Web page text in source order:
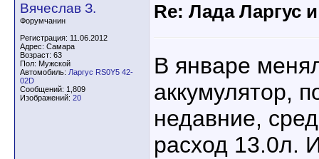
Вячеслав З.
Форумчанин
Регистрация: 11.06.2012
Адрес: Самара
Возраст: 63
Пол: Мужской
Автомобиль: Ларгус RS0Y5 42-
02D
Сообщений: 1,809
Изображений: 20
Re: Лада Ларгус
В январе
аккумулятор,
недавние,
расход 13.0л.